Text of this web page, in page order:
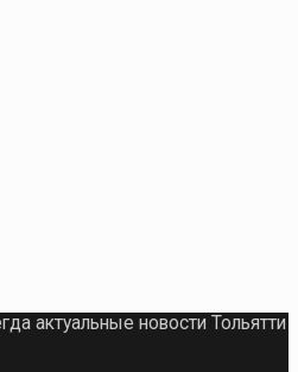
актуальные новости Тольятти